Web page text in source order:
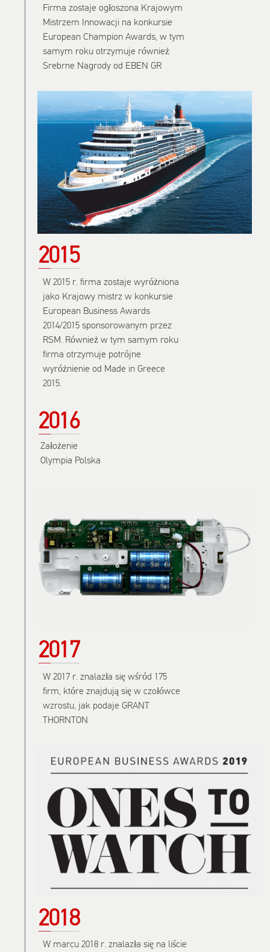
Firma zostaje ogłoszona Krajowym
Mistrzem Innowacji na konkursie
European Champion Awards, w tym
samym roku otrzymuje również
Srebrne Nagrody od EBEN GR
2015
W 2015 r. firma zostaje wyróżniona
jako Krajowy mistrz w konkursie
European Business Awards
2014/2015 sponsorowanym przez
RSM. Również w tym samym roku
firma otrzymuje potrójne
wyróżnienie od Made in Greece
2015.
2016
Założenie
Olympia Polska
2017
W 2017 r. znalazła się wśród 175
firm, które znajdują się w czołówce
wzrostu, jak podaje GRANT
THORNTON
2018
W marcu 2018 r. znalazła się na liście